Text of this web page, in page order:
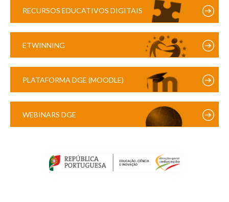
RECURSOS EDUCATIVOS DIGITAIS
ETWINNING
PLATAFORMA DGE (MOODLE)
WEBINARS DGE